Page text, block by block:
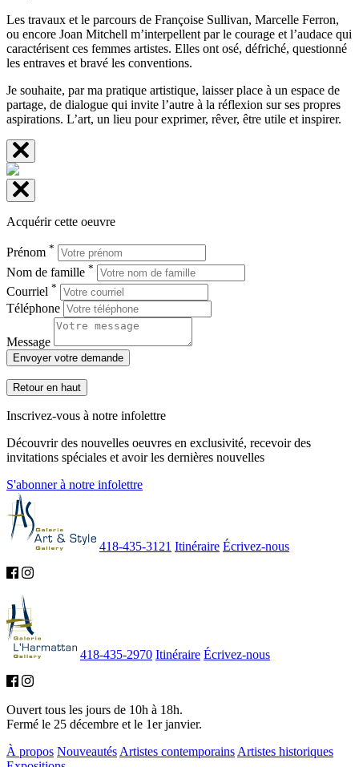
Les travaux et le parcours de Françoise Sullivan, Marcelle Ferron,
ou encore Joan Mitchell m’interpellent par le courage et l’audace qui
caractérisent ces femmes artistes. Elles ont osé, défriché, questionné
les entraves et bravé les conventions.
Je souhaite, par ma pratique artistique, laisser place à un espace de
partage, de dialogue qui invite l’autre à la réflexion sur ses propres
aspirations. L’art, un lieu pour exprimer, rêver, être utile et inspirer.
Acquérir cette oeuvre
Prénom *
Nom de famille *
Courriel *
Téléphone
Message
Envoyer votre demande
Retour en haut
Inscrivez-vous à notre infolettre
Découvrir des nouvelles oeuvres en exclusivité, recevoir des
invitations spéciales et avoir les dernières nouvelles
S'abonner à notre infolettre
418-435-3121 Itinéraire Écrivez-nous
418-435-2970 Itinéraire Écrivez-nous
Ouvert tous les jours de 10h à 18h.
Fermé le 25 décembre et le 1er janvier.
À propos Nouveautés Artistes contemporains Artistes historiques